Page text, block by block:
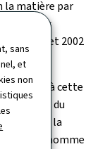
sans
et
non
la matière par
des
le 12 juillet 2002
ce jour à cette
le cadre du
8 de la
de l’homme